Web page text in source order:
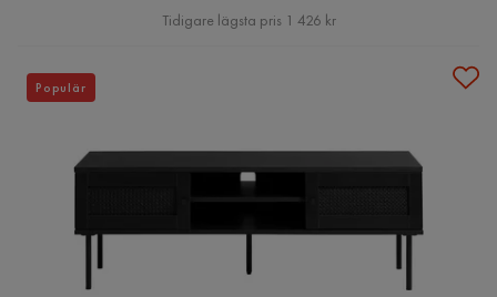
Pris
Tidigare lägsta pris 1 426 kr
Populär